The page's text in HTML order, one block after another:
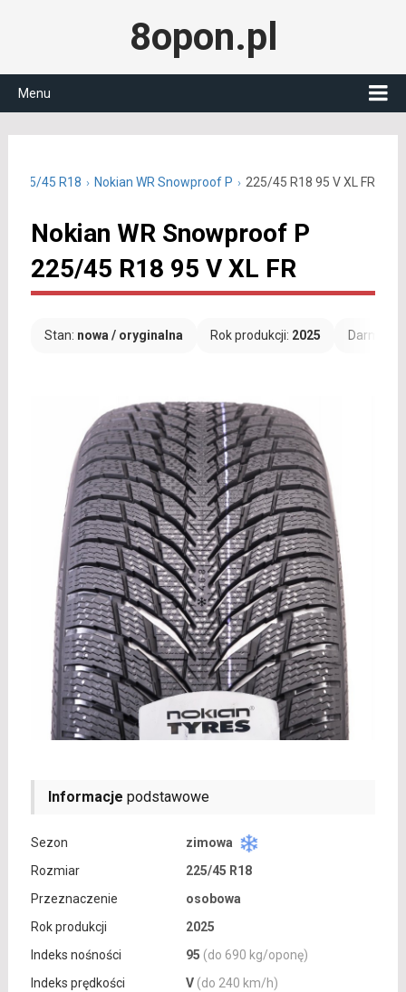
8opon.pl
Menu
225/45 R18 Nokian WR Snowproof P 225/45 R18 95 V XL FR
Nokian WR Snowproof P
225/45 R18 95 V XL FR
Stan: nowa / oryginalna Rok produkcji: 2025
Informacje podstawowe
Sezon
zimowa
Rozmiar
225/45 R18
Przeznaczenie
osobowa
Rok produkcji
2025
Indeks nośności
95 (do 690 kg/oponę)
Indeks prędkości
V (do 240 km/h)